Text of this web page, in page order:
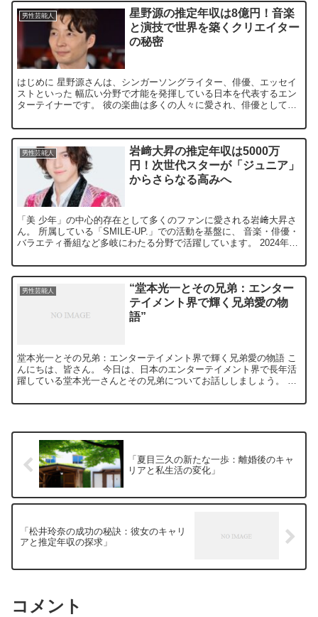
男性芸能人
星野源の推定年収は8億円！音楽
と演技で世界を築くクリエイター
の秘密
はじめに 星野源さんは、シンガーソングライター、俳優、エッセイ
ストといった 幅広い分野で才能を発揮している日本を代表するエン
ターテイナーです。 彼の楽曲は多くの人々に愛され、俳優としても
男性芸能人
岩﨑大昇の推定年収は5000万
円！次世代スターが「ジュニア」
からさらなる高みへ
「美 少年」の中心的存在として多くのファンに愛される岩﨑大昇さ
ん。 所属している「SMILE-UP.」での活動を基盤に、 音楽・俳優・
バラエティ番組など多岐にわたる分野で活躍しています。 2024年に
男性芸能人
“堂本光一とその兄弟：エンター
テイメント界で輝く兄弟愛の物
語”
堂本光一とその兄弟：エンターテイメント界で輝く兄弟愛の物語 こ
んにちは、皆さん。 今日は、日本のエンターテイメント界で長年活
躍している堂本光一さんとその兄弟についてお話ししましょう。 彼
「夏目三久の新たな一歩：離婚後のキャ
リアと私生活の変化」
「松井玲奈の成功の秘訣：彼女のキャリ
アと推定年収の探求」
コメント